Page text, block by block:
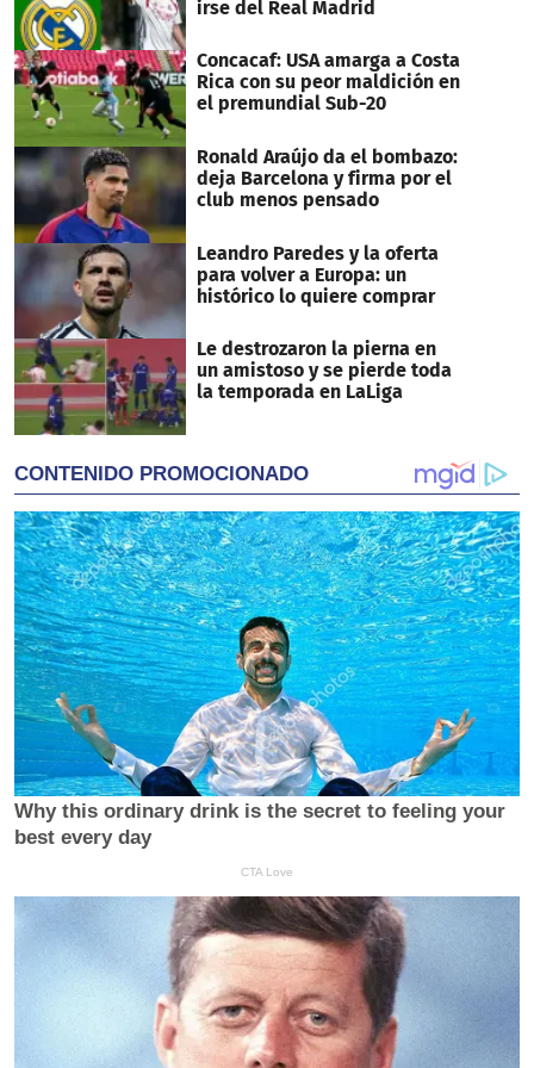
irse del Real Madrid
Concacaf: USA amarga a Costa
Rica con su peor maldición en
el premundial Sub-20
Ronald Araújo da el bombazo:
deja Barcelona y firma por el
club menos pensado
Leandro Paredes y la oferta
para volver a Europa: un
histórico lo quiere comprar
Le destrozaron la pierna en
un amistoso y se pierde toda
la temporada en LaLiga